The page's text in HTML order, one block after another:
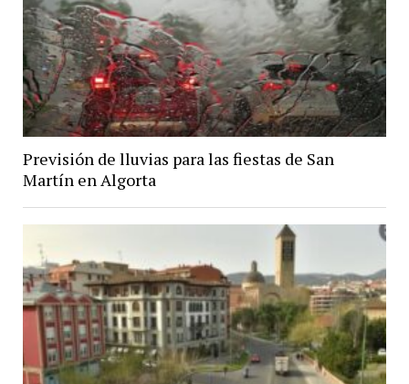
Previsión de lluvias para las fiestas de San
Martín en Algorta